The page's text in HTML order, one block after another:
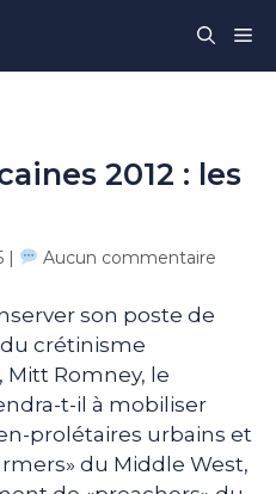
2012 : les
| Aucun commentaire
son poste de
crétinisme
Mitt Romney, le
t-il à mobiliser
prolétaires urbains et
du Middle West,